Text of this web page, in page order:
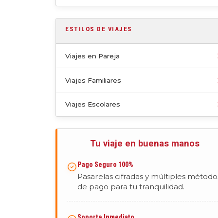
ESTILOS DE VIAJES
Viajes en Pareja
Viajes Familiares
Viajes Escolares
Tu viaje en buenas manos
Pago Seguro 100%
Pasarelas cifradas y múltiples
de pago para tu tranquilidad.